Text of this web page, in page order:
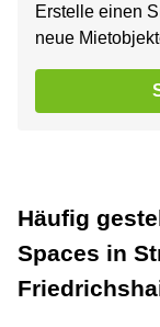
Erstelle einen
neue
Häufig
Spaces in